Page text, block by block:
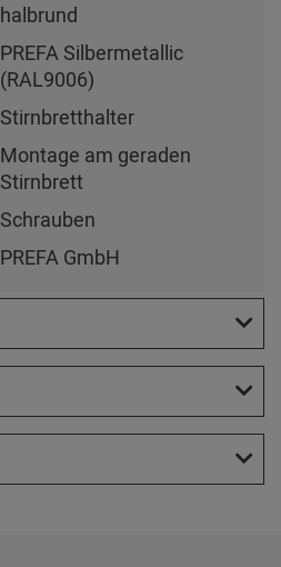
halbrund
PREFA Silbermetallic
(RAL9006)
Stirnbretthalter
Montage am geraden
Stirnbrett
Schrauben
PREFA GmbH